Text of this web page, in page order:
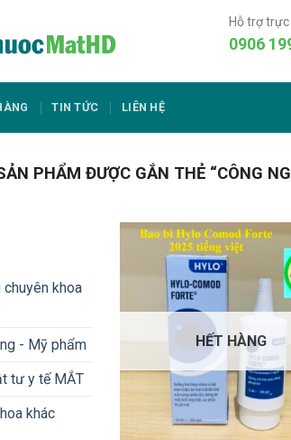
Hỗ trợ trực
0906
TIN TỨC LIÊN HỆ
PHẨM ĐƯỢC GẮN THẺ “CÔNG
khoa
- Mỹ phẩm
tư y tế MẮT
khác
HẾT HÀNG